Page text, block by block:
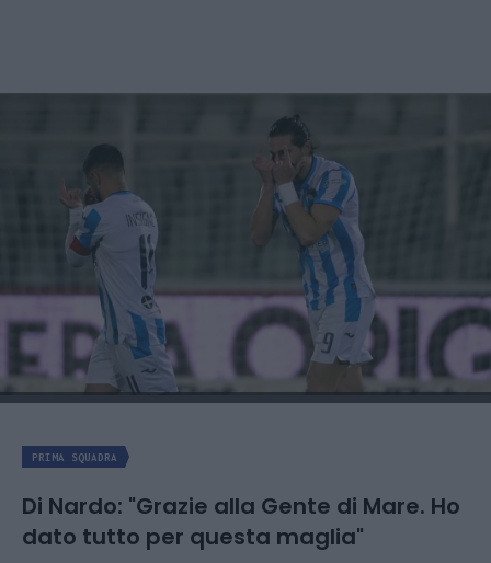
PRIMA SQUADRA
Di Nardo: "Grazie alla Gente di Mare. Ho
dato tutto per questa maglia"